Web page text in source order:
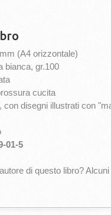
(A4 orizzontale)
bianca, gr.100
cucita
con disegni illustrati con
01-5
di questo libro?